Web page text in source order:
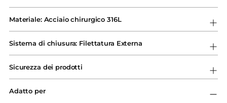
prodotto
al
carrello...
Materiale: Acciaio chirurgico 316L
Sistema di chiusura: Filettatura Externa
Sicurezza dei prodotti
Adatto per